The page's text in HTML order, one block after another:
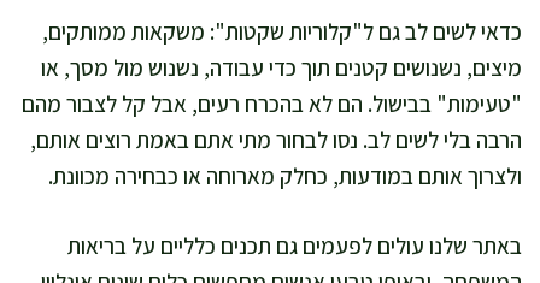
כדאי לשים לב גם ל"קלוריות שקטות": משקאות ממותקים,
מיצים, נשנושים קטנים תוך כדי עבודה, נשנוש מול מסך, או
"טעימות" בבישול. הם לא בהכרח רעים, אבל קל לצבור מהם
הרבה בלי לשים לב. נסו לבחור מתי אתם באמת רוצים אותם,
ולצרוך אותם במודעות, כחלק מארוחה או כבחירה מכוונת.
באתר שלנו עולים לפעמים גם תכנים כלליים על בריאות